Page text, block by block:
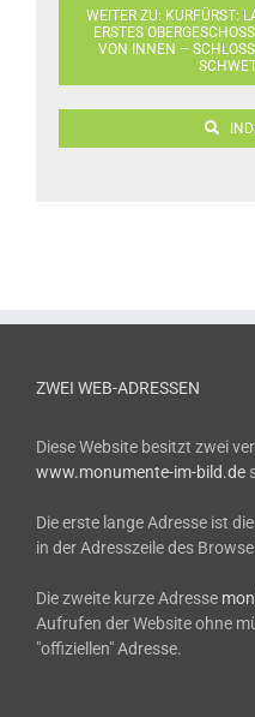
WEITER ZU: KURFÜRST:
ERSTES
VON INNEN –
ZWEI WEB-ADRESSEN
Diese Website besitzt zwei
www.monumente-im-bild.de
Die erste lange Adresse ist
in der Adresszeile des
Die zweite kurze Adresse
Aufrufen der Website ohne
"offiziellen" Adresse.